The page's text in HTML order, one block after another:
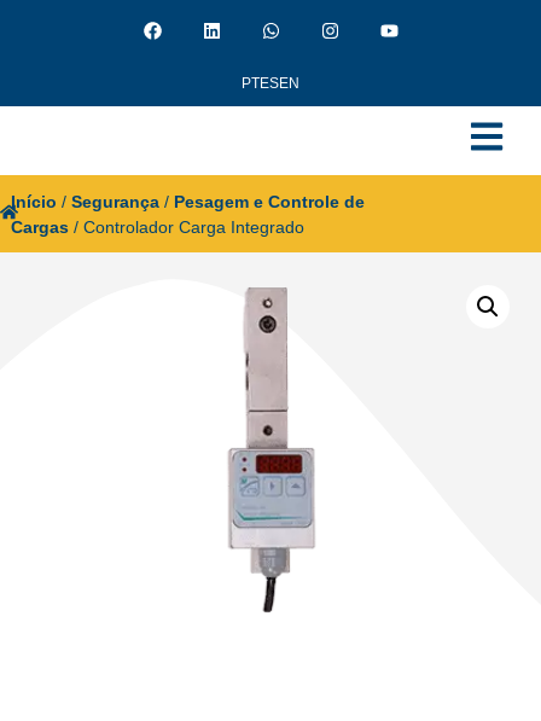
PTESEN
Início / Segurança/ Pesagem e Controle de
Cargas/ Controlador Carga Integrado